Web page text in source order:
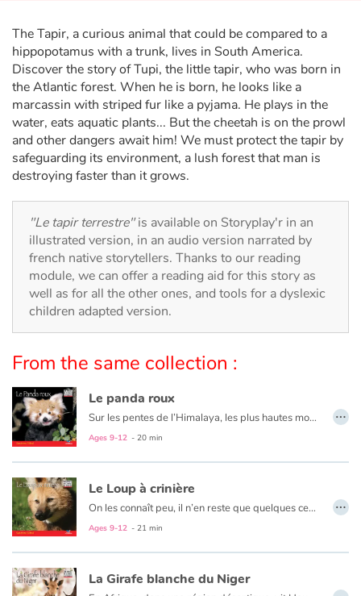
Heroines and Heroes
Ecology, nature, seasons
The animals
Travel, epic, investigation, adventure
Around the world
Learning
Arts, space, activities
Documentaries
At school
Festivals and events
Love and friendship
Social issues
Emotions and feelings
The Tapir, a curious animal that could be compared to a
hippopotamus with a trunk, lives in South America.
Discover the story of Tupi, the little tapir, who was born in
the Atlantic forest. When he is born, he looks like a
marcassin with striped fur like a pyjama. He plays in the
water, eats aquatic plants... But the cheetah is on the prowl
and other dangers await him! We must protect the tapir by
safeguarding its environment, a lush forest that man is
destroying faster than it grows.
"Le tapir terrestre"is available on Storyplay'r in an
illustrated version, in an audio version narrated by
french native storytellers. Thanks to our reading
module, we can offer a reading aid for this story as
well as for all the other ones, and tools for a dyslexic
children adapted version.
From the same collection :
Le panda roux
Sur les pentes de l’Himalaya, les plus hautes montagnes du monde, vit Qidji, le panda roux. Depuis sa naissance jusqu’à son âge adulte, découvre son histoire et la vie de ce petit animal vif et joyeux, doux comme une peluche, qui se nourrit de feuilles de bambou, mais dont la survie et bien difficile. Menacés par la destruction des forêts tempérées, les pandas roux risquent de disparaître si on ne leur vient pas en aide.
Ages 9-12 - 20 min
…
Le Loup à crinière
On les connaît peu, il n’en reste que quelques centaines, quelques milliers sur la planète. Menacés de disparition, ces animaux méconnus sont en danger !
Ages 9-12 - 21 min
…
La Girafe blanche du Niger